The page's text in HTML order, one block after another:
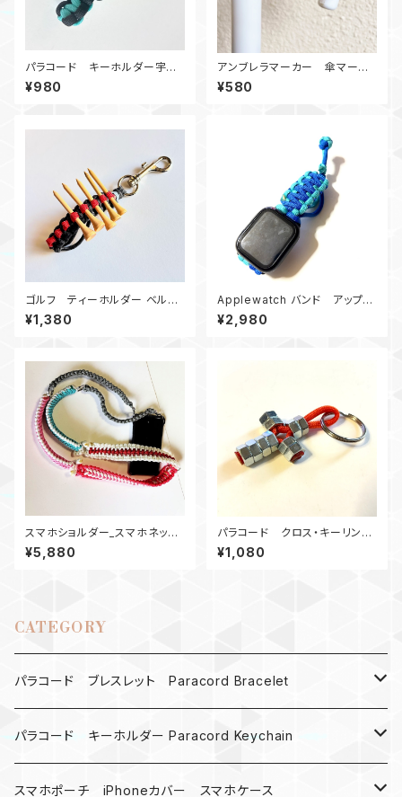
パラコード キーホルダー宇宙
服 TB黒
¥980
アンブレラマーカー 傘マーカ
ー パラコードBox ピンクセ
ーフティーグリーン
¥580
ゴルフ ティーホルダー ベルト
ループ グレー・赤 パラコード
¥1,380
Applewatch バンド アップル
ウォッチ バンド44_KC_青ターコ
イズブルー
¥2,980
スマホショルダー_スマホネック
ストラップ_パラコードTrailblaz
erロング
¥5,880
パラコード クロス・キーリン
グ M6ナット十字架 オレンジ
¥1,080
CATEGORY
パラコード ブレスレット Paracord Bracelet
MAD MAX
バックル
パラコード キーホルダー Paracord Keychain
ハロウィン
スマホポーチ iPhoneカバー スマホケース